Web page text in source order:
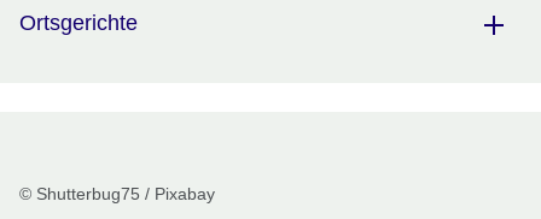
Ortsgerichte
© Shutterbug75 / Pixabay